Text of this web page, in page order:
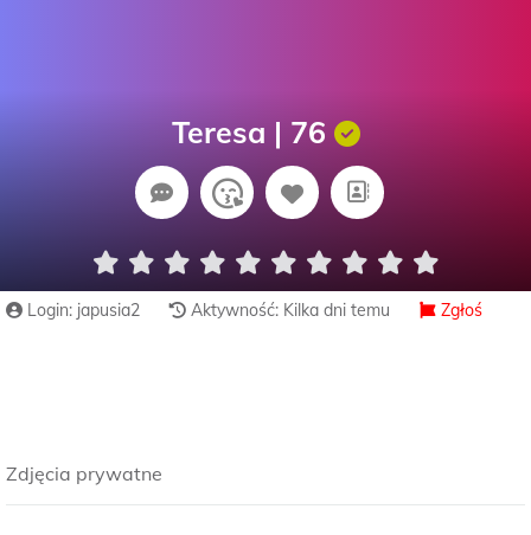
Teresa | 76
Login: japusia2 Aktywność: Kilka dni temu Zgłoś
Zdjęcia prywatne